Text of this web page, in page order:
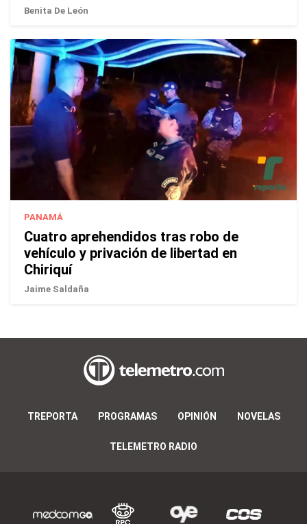
Benita De León
PANAMÁ
Cuatro aprehendidos tras robo de
vehículo y privación de libertad en
Chiriquí
Jaime Saldaña
TREPORTA PROGRAMAS OPINIÓN NOVELAS
TELEMETRO RADIO